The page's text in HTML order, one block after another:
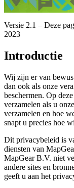
Versie 2.1 – Deze
2023
Introductie
Wij zijn er van
dan ook als onze
beschermen. Op
verzamelen als u
verzamelen en hoe
snapt u precies hoe
Dit privacybeleid is
diensten van
MapGear B.V. niet
andere sites en
geeft u aan het